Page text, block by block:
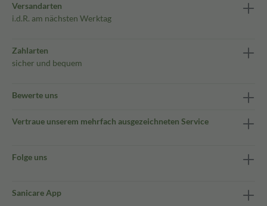
Versandarten
i.d.R. am nächsten Werktag
Zahlarten
sicher und bequem
Bewerte uns
Vertraue unserem mehrfach ausgezeichneten Service
Folge uns
Sanicare App